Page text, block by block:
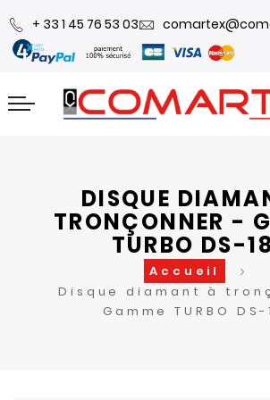
+ 33 1 45 76 53 03
DISQUE
TRONÇONNER -
TURBO DS-
Accueil
Disque diamant à
Gamme TURBO DS-